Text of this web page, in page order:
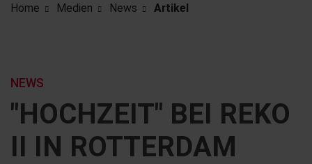
Home Medien News Artikel
"HOCHZEIT" BEI REKO
II IN ROTTERDAM
NEWS